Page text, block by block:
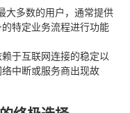
大多数的用户，通常提供
特定业务流程进行功能
于互联网连接的稳定以
中断或服务商出现故